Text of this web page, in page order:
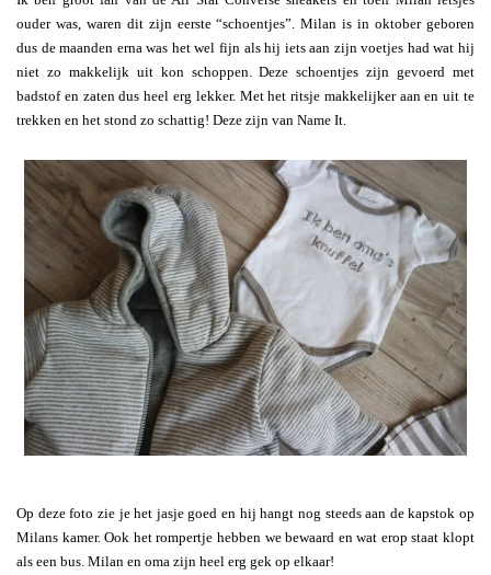
ouder was, waren dit zijn eerste “schoentjes”. Milan is in oktober geboren
dus de maanden erna was het wel fijn als hij iets aan zijn voetjes had wat hij
niet zo makkelijk uit kon schoppen. Deze schoentjes zijn gevoerd met
badstof en zaten dus heel erg lekker. Met het ritsje makkelijker aan en uit te
trekken en het stond zo schattig! Deze zijn van Name It.
Op deze foto zie je het jasje goed en hij hangt nog steeds aan de kapstok op
Milans kamer. Ook het rompertje hebben we bewaard en wat erop staat klopt
als een bus. Milan en oma zijn heel erg gek op elkaar!